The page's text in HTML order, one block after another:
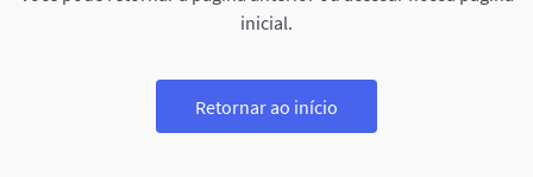
inicial.
Retornar ao início